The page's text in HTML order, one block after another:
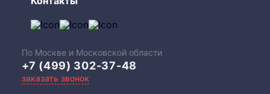
По Москве и Московской области
+7 (499) 302-37-48
заказать звонок